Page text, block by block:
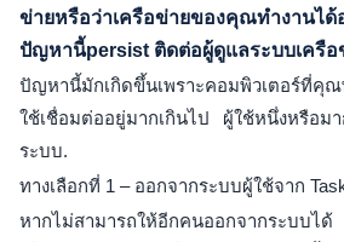
ข่ายหรือว่าเครือข่ายของคุณทำงา
ปัญหานี้persist ติดต่อผู้ดูแลระบบเครื
ปัญหานี้มักเกิดขึ้นเพราะคอมพิวเตอร์ที่คุณ
ใช้เชื่อมต่ออยู่มากเกินไป ผู้ใช้หนึ่งหรือม
ระบบ.
ทางเลือกที่ 1 – ออกจากระบบผู้ใช้จาก
หากไม่สามารถให้อีกคนออกจากระบบไ